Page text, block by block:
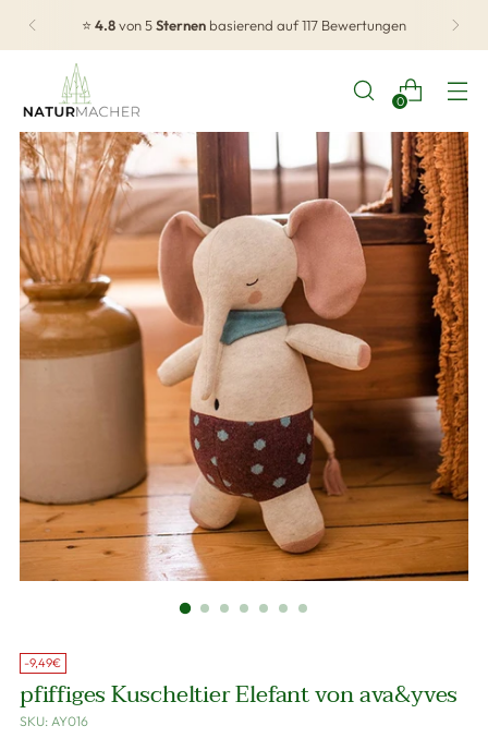
⭐ 4.8von 5Sternen basierend auf 117 Bewertungen
0
-9,49€
pfiffiges Kuscheltier Elefant von ava&yves
SKU: AY016